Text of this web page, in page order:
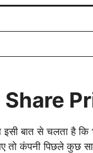
बात से चलता है
तो कंपनी पिछले कुछ